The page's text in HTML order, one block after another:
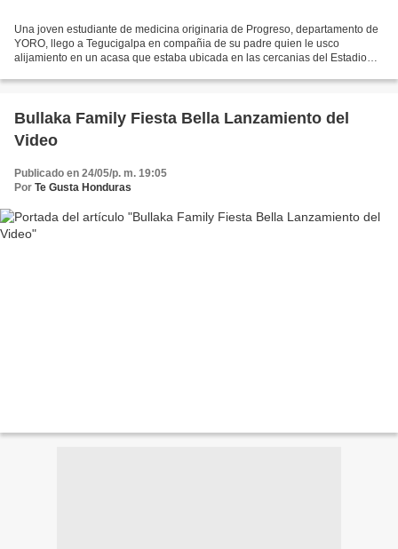
Una joven estudiante de medicina originaria de Progreso, departamento de
YORO, llego a Tegucigalpa en compañia de su padre quien le usco
alijamiento en un acasa que estaba ubicada en las cercanias del Estadio
Bullaka Family Fiesta Bella Lanzamiento del
Video
Publicado en 24/05/p. m. 19:05
Por Te Gusta Honduras